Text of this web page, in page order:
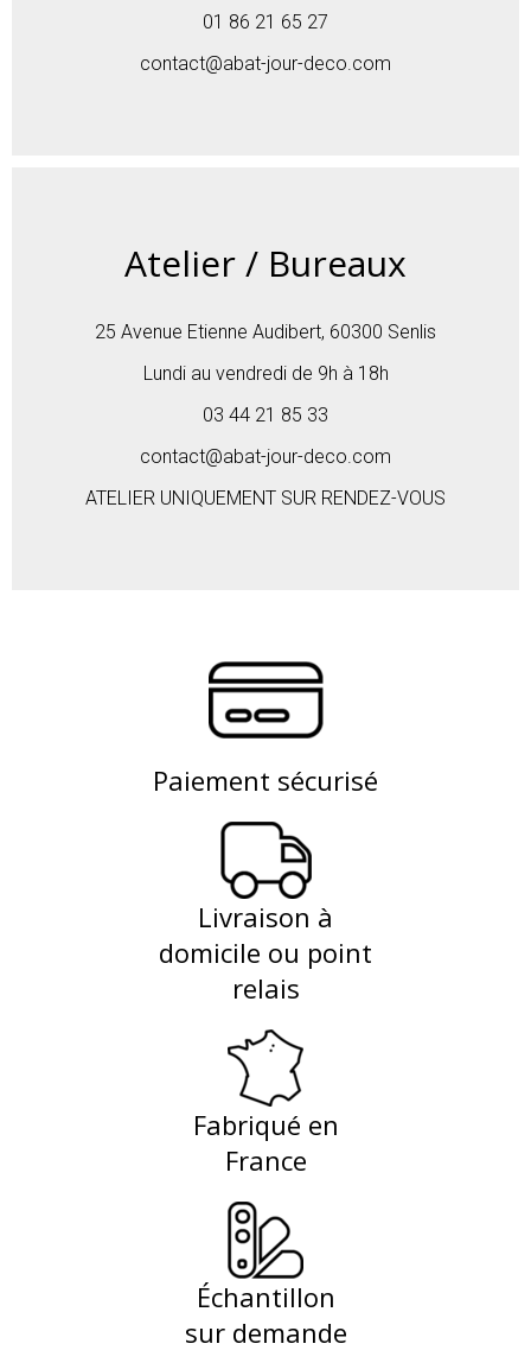
01 86 21 65 27
contact@abat-jour-deco.com
Atelier / Bureaux
25 Avenue Etienne Audibert, 60300 Senlis
Lundi au vendredi de 9h à 18h
03 44 21 85 33
contact@abat-jour-deco.com
ATELIER UNIQUEMENT SUR RENDEZ-VOUS
Paiement sécurisé
Livraison à
domicile ou point
relais
Fabriqué en
France
Échantillon
sur demande